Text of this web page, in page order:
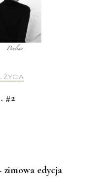
ŻYCIA
#2
zimowa edycja